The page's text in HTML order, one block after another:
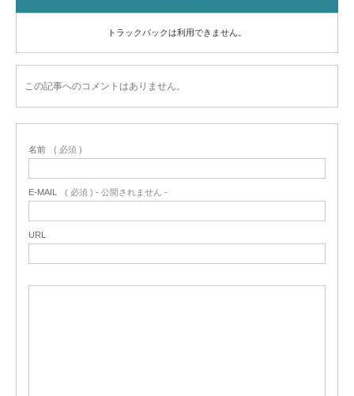
トラックバックは利用できません。
この記事へのコメントはありません。
名前 ( 必須 )
E-MAIL ( 必須 ) - 公開されません -
URL